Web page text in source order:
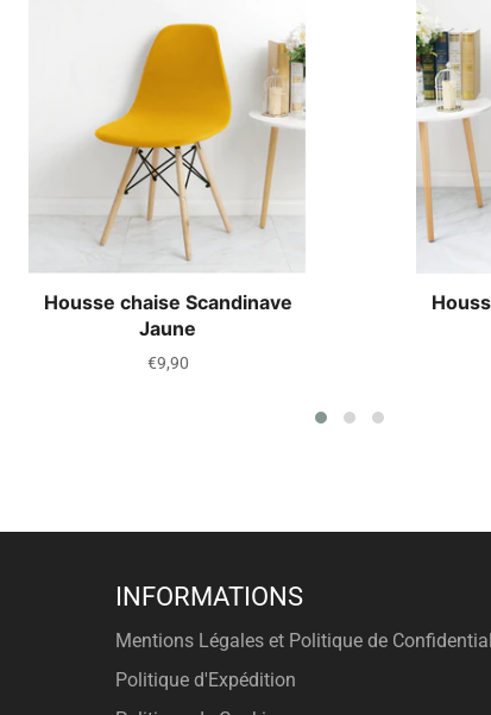
Housse chaise Scandinave
Jaune
Prix
€9,90
INFORMATIONS
Mentions Légales et Politique de
Politique d'Expédition